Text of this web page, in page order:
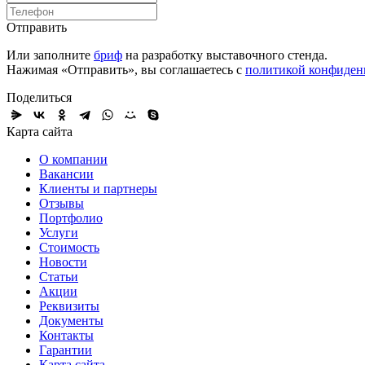
Отправить
Или заполните бриф на разработку выставочного стенда.
Нажимая «Отправить», вы соглашаетесь с политикой
Поделиться
Карта сайта
О компании
Вакансии
Клиенты и партнеры
Отзывы
Портфолио
Услуги
Стоимость
Новости
Статьи
Акции
Реквизиты
Документы
Контакты
Гарантии